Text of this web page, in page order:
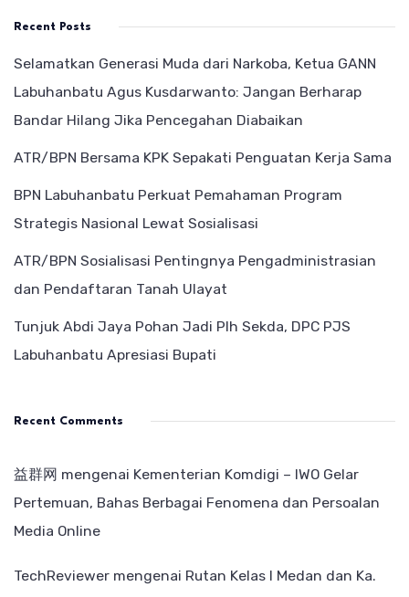
Recent Posts
Selamatkan Generasi Muda dari Narkoba, Ketua GANN
Labuhanbatu Agus Kusdarwanto: Jangan Berharap
Bandar Hilang Jika Pencegahan Diabaikan
ATR/BPN Bersama KPK Sepakati Penguatan Kerja Sama
BPN Labuhanbatu Perkuat Pemahaman Program
Strategis Nasional Lewat Sosialisasi
ATR/BPN Sosialisasi Pentingnya Pengadministrasian
dan Pendaftaran Tanah Ulayat
Tunjuk Abdi Jaya Pohan Jadi Plh Sekda, DPC PJS
Labuhanbatu Apresiasi Bupati
Recent Comments
益群网 mengenai Kementerian Komdigi – IWO Gelar
Pertemuan, Bahas Berbagai Fenomena dan Persoalan
Media Online
TechReviewer mengenai Rutan Kelas I Medan dan Ka.